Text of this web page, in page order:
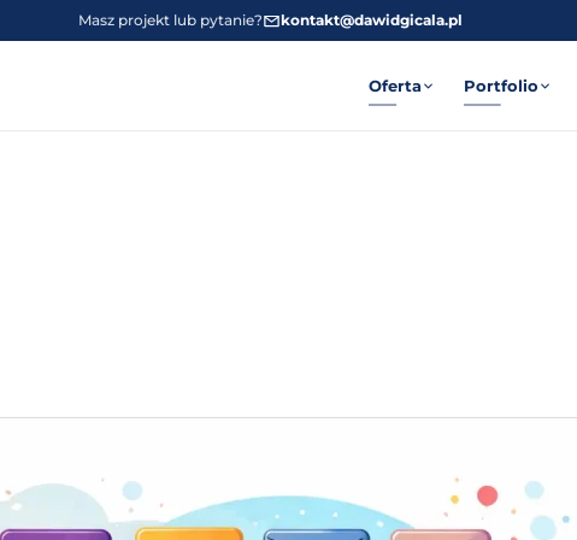
Masz projekt lub pytanie? kontakt@dawidgicala.pl
Oferta Portfolio